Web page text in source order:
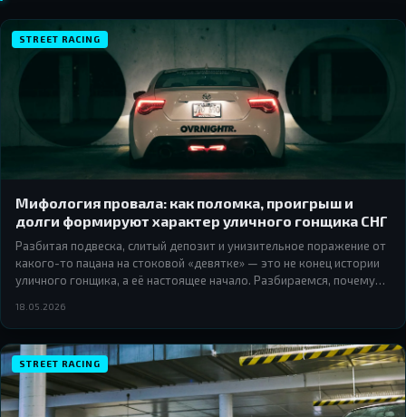
STREET RACING
Мифология провала: как поломка, проигрыш и
долги формируют характер уличного гонщика СНГ
Разбитая подвеска, слитый депозит и унизительное поражение от
какого-то пацана на стоковой «девятке» — это не конец истории
уличного гонщика, а её настоящее начало. Разбираемся, почему
серия Need for Speed намеренно встраивает поражение в свой
нарратив.
18.05.2026
STREET RACING